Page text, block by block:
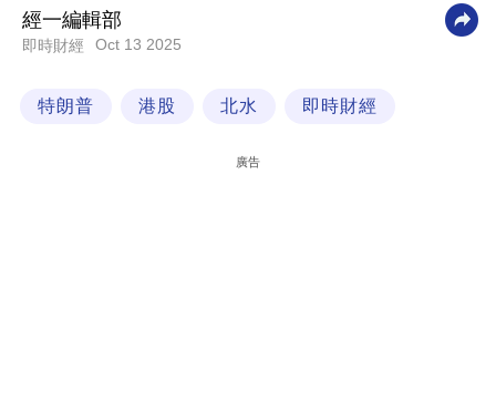
技
場
經一編輯部
即時財經 Oct 13 2025
特朗普 港股 北水 即時財經
廣告